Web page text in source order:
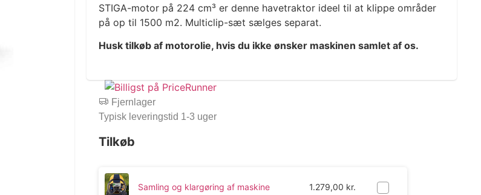
STIGA-motor på 224 cm³ er denne havetraktor ideel til at klippe områder
på op til 1500 m2. Multiclip-sæt sælges separat.
Husk tilkøb af motorolie, hvis du ikke ønsker maskinen samlet af os.
Fjernlager
Typisk leveringstid 1-3 uger
Tilkøb
Samling og klargøring af maskine 1.279,00 kr.